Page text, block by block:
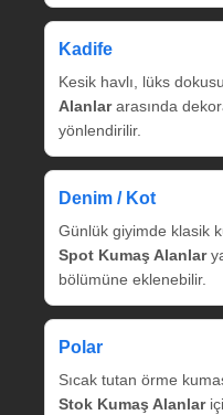
Kadife
Kesik havlı, lüks
Alanlararasında
yönlendirilir.
Denim / Kot
Günlük giyimde klasik
Spot Kumaş Alanlar
bölümüne eklenebilir.
Polar
Sıcak tutan örme
Stok Kumaş Alanlar